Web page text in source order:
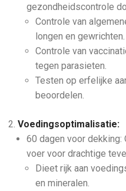
gezondheidscontrole
Controle van
longen en gewrichten.
Controle van
tegen parasieten.
Testen op erfelijke
beoordelen.
Voedingsoptimalisatie:
60 dagen voor dekking:
voer voor drachtige
Dieet rijk aan
en mineralen.